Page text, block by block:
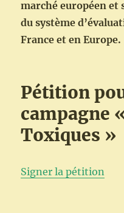
marché européen
du système
France et en Europe.
Pétition
campagne
Toxiques »
Signer la pétition